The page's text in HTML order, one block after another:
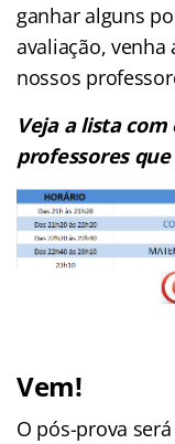
ganhar alguns
avaliação,
nossos
Veja a lista com
professores
Vem!
O pós-prova